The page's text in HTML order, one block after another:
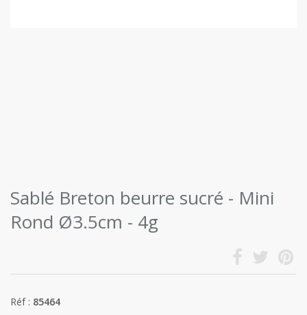
Sablé Breton beurre sucré - Mini
Rond Ø3.5cm - 4g
Réf : 85464